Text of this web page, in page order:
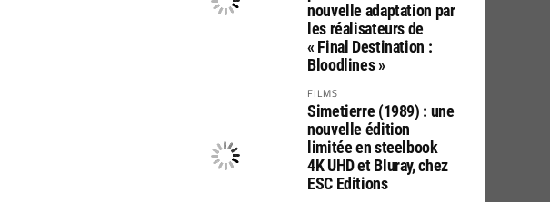
nouvelle adaptation par
les réalisateurs de
« Final Destination :
Bloodlines »
FILMS
Simetierre (1989) : une
nouvelle édition
limitée en steelbook
4K UHD et Bluray, chez
ESC Editions